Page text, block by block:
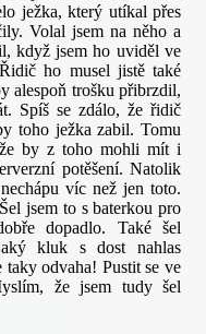
ježka, který utíkal přes
Volal jsem na něho a
když jsem ho uviděl ve
ho musel jistě také
alespoň trošku přibrzdil,
Spíš se zdálo, že řidič
toho ježka zabil. Tomu
by z toho mohli mít i
potěšení. Natolik
víc než jen toto.
jsem to s baterkou pro
dopadlo. Také šel
kluk s dost nahlas
odvaha! Pustit se ve
že jsem tudy šel